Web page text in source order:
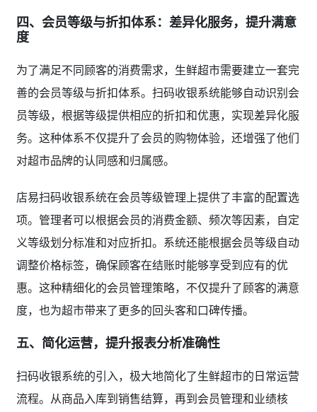
四、会员等级与折扣体系：差异化服务，提升满意
度
为了满足不同顾客的消费需求，生鲜超市需要建立一套完
善的会员等级与折扣体系。扫码收银系统能够自动识别会
员等级，根据等级提供相应的折扣和优惠，实现差异化服
务。这种体系不仅提升了会员的购物体验，还增强了他们
对超市品牌的认同感和归属感。
店易扫码收银系统在会员等级管理上提供了丰富的配置选
项。管理者可以根据会员的消费金额、频次等因素，自定
义等级划分标准和对应折扣。系统还能根据会员等级自动
调整价格标签，确保顾客在结账时能够享受到应有的优
惠。这种精细化的会员管理策略，不仅提升了顾客的满意
度，也为超市带来了更多的回头客和口碑传播。
五、简化运营，提升报表分析准确性
扫码收银系统的引入，极大地简化了生鲜超市的日常运营
流程。从商品入库到销售结算，再到会员管理和业绩核